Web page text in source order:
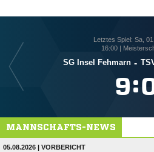
Letztes Spiel: Sa,
16:00 |
SG Insel Fehmarn -
:
MANNSCHAFTS-NEWS
05.08.2026 | VORBERICHT